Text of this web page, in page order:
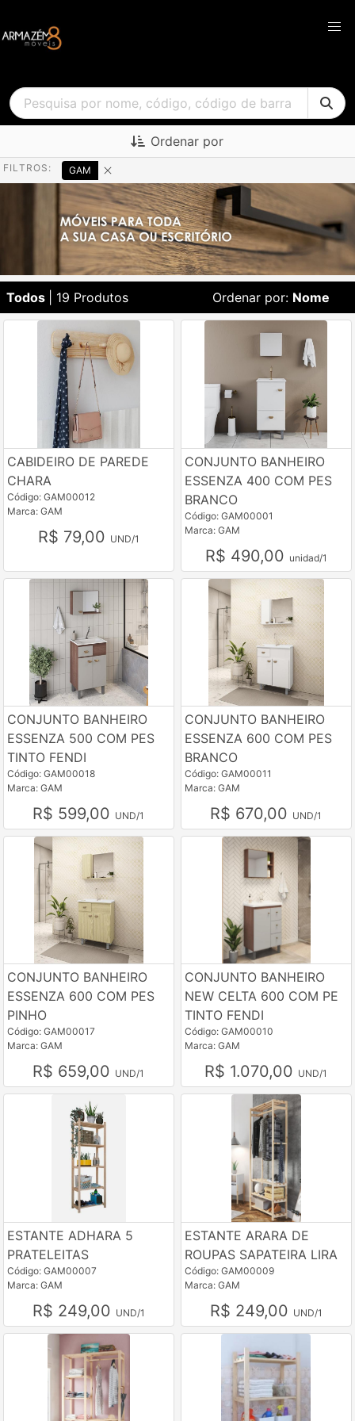
Ordenar por
FILTROS: GAM
Todos | 19 Produtos Ordenar por: Nome
CABIDEIRO DE PAREDE
CHARA
Código: GAM00012
Marca: GAM
R$ 79,00 UND/1
CONJUNTO BANHEIRO
ESSENZA 400 COM PES
BRANCO
Código: GAM00001
Marca: GAM
R$ 490,00 unidad/1
CONJUNTO BANHEIRO
ESSENZA 500 COM PES
TINTO FENDI
Código: GAM00018
Marca: GAM
R$ 599,00 UND/1
CONJUNTO BANHEIRO
ESSENZA 600 COM PES
BRANCO
Código: GAM00011
Marca: GAM
R$ 670,00 UND/1
CONJUNTO BANHEIRO
ESSENZA 600 COM PES
PINHO
Código: GAM00017
Marca: GAM
R$ 659,00 UND/1
CONJUNTO BANHEIRO
NEW CELTA 600 COM PE
TINTO FENDI
Código: GAM00010
Marca: GAM
R$ 1.070,00 UND/1
ESTANTE ADHARA 5
PRATELEITAS
Código: GAM00007
Marca: GAM
R$ 249,00 UND/1
ESTANTE ARARA DE
ROUPAS SAPATEIRA LIRA
Código: GAM00009
Marca: GAM
R$ 249,00 UND/1